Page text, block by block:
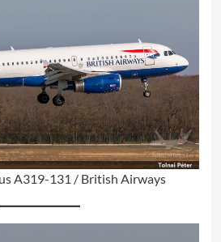
A319-131 / British Airways